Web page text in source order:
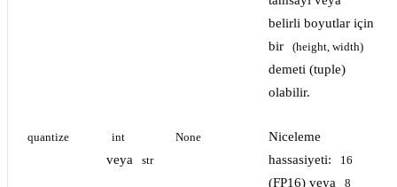
belirli boyutlar için
bir
(height, width)
demeti (tuple)
olabilir.
quantize int
veya str
None
Niceleme
hassasiyeti:
16
(FP16) veya 8